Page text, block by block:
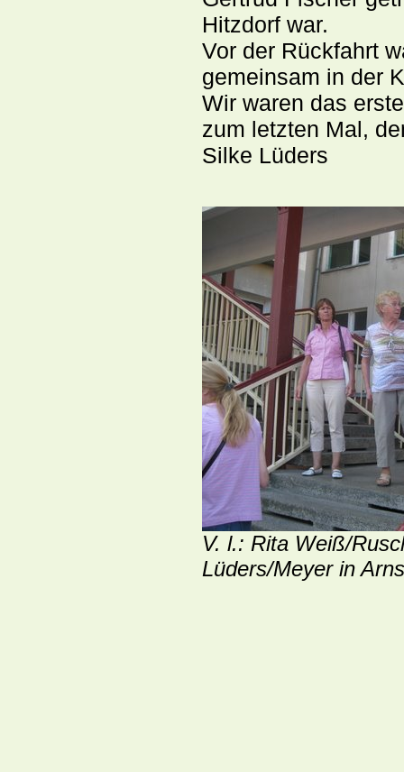
Hitzdorf war.
Vor der Rückfahrt
gemeinsam in der
Wir waren das
zum letzten Mal,
Silke Lüders
V. l.: Rita Weiß/
Lüders/Meyer in